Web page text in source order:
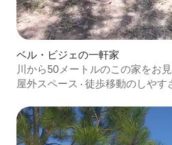
ベル・ビジェの一軒家
川から50メートルのこの家をお
屋外スペース · 徒歩移動のしやす